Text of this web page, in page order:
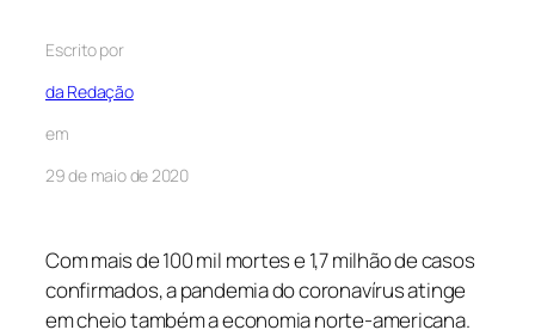
Escrito por
da Redação
em
29 de maio de 2020
Com mais de 100 mil mortes e 1,7 milhão de casos
confirmados, a pandemia do coronavírus atinge
em cheio também a economia norte-americana.